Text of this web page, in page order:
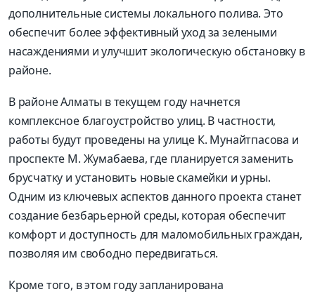
дополнительные системы локального полива. Это
обеспечит более эффективный уход за зелеными
насаждениями и улучшит экологическую обстановку в
районе.
В районе Алматы в текущем году начнется
комплексное благоустройство улиц. В частности,
работы будут проведены на улице К. Мунайтпасова и
проспекте М. Жумабаева, где планируется заменить
брусчатку и установить новые скамейки и урны.
Одним из ключевых аспектов данного проекта станет
создание безбарьерной среды, которая обеспечит
комфорт и доступность для маломобильных граждан,
позволяя им свободно передвигаться.
Кроме того, в этом году запланирована